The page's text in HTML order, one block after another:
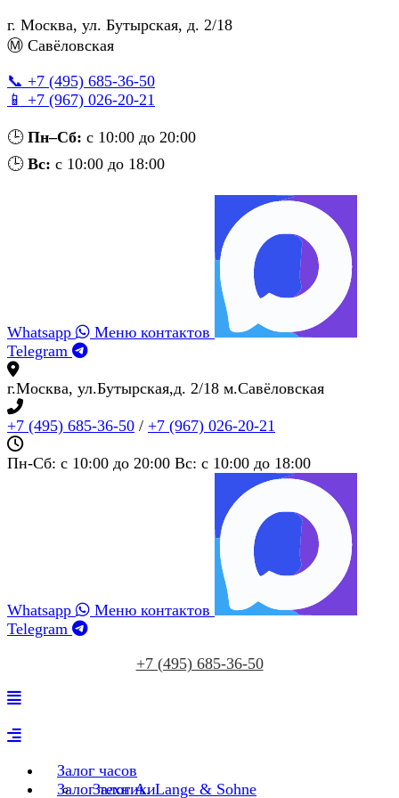
г. Москва, ул. Бутырская, д. 2/18
Ⓜ Савёловская
📞 +7 (495) 685‑36‑50
📱 +7 (967) 026‑20‑21
🕒 Пн–Сб: с 10:00 до 20:00
🕒 Вс: с 10:00 до 18:00
Whatsapp
Меню контактов
Telegram
г.Москва, ул.Бутырская,д. 2/18 м.Савёловская
+7 (495) 685‑36‑50 / +7 (967) 026‑20‑21
Пн-Сб: c 10:00 до 20:00 Вс: c 10:00 до 18:00
Whatsapp
Меню контактов
Telegram
+7 (495) 685‑36‑50
Залог часов
Залог A. Lange & Sohne
Залог техники